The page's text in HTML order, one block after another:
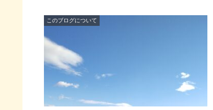
このブログについて